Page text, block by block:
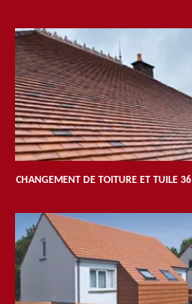
CHANGEMENT DE TOITURE ET TUILE 36